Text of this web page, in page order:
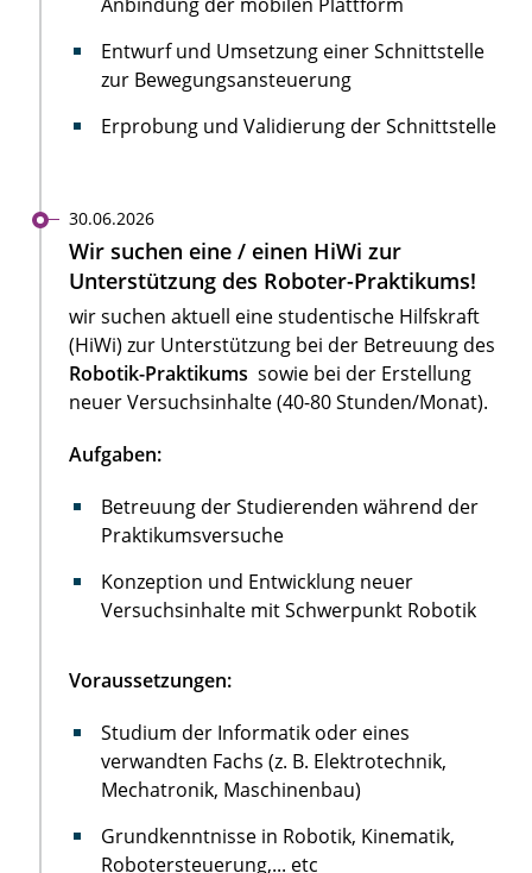
Entwurf und Umsetzung einer Schnittstelle
zur Bewegungsansteuerung
Erprobung und Validierung der Schnittstelle
30.06.2026
Wir suchen eine / einen HiWi zur
Unterstützung des Roboter-Praktikums!
wir suchen aktuell eine studentische Hilfskraft
(HiWi) zur Unterstützung bei der Betreuung des
Robotik-Praktikums sowie bei der Erstellung
neuer Versuchsinhalte (40-80 Stunden/Monat).
Aufgaben:
Betreuung der Studierenden während der
Praktikumsversuche
Konzeption und Entwicklung neuer
Versuchsinhalte mit Schwerpunkt Robotik
Voraussetzungen:
Studium der Informatik oder eines
verwandten Fachs (z. B. Elektrotechnik,
Mechatronik, Maschinenbau)
Grundkenntnisse in Robotik, Kinematik,
Robotersteuerung,... etc